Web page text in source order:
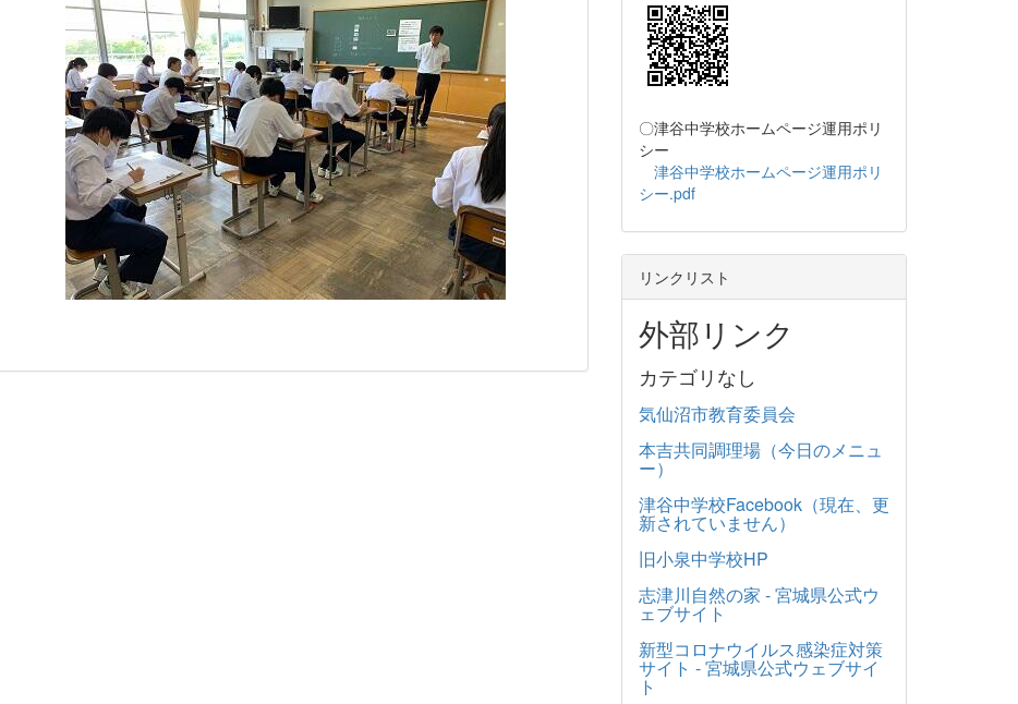
〇津谷中学校ホームページ運用ポリ
シー
津谷中学校ホームページ運用ポリ
シー.pdf
リンクリスト
外部リンク
カテゴリなし
気仙沼市教育委員会
本吉共同調理場（今日のメニュ
ー）
津谷中学校Facebook（現在、更
新されていません）
旧小泉中学校HP
志津川自然の家 - 宮城県公式ウ
ェブサイト
新型コロナウイルス感染症対策
サイト - 宮城県公式ウェブサイ
ト